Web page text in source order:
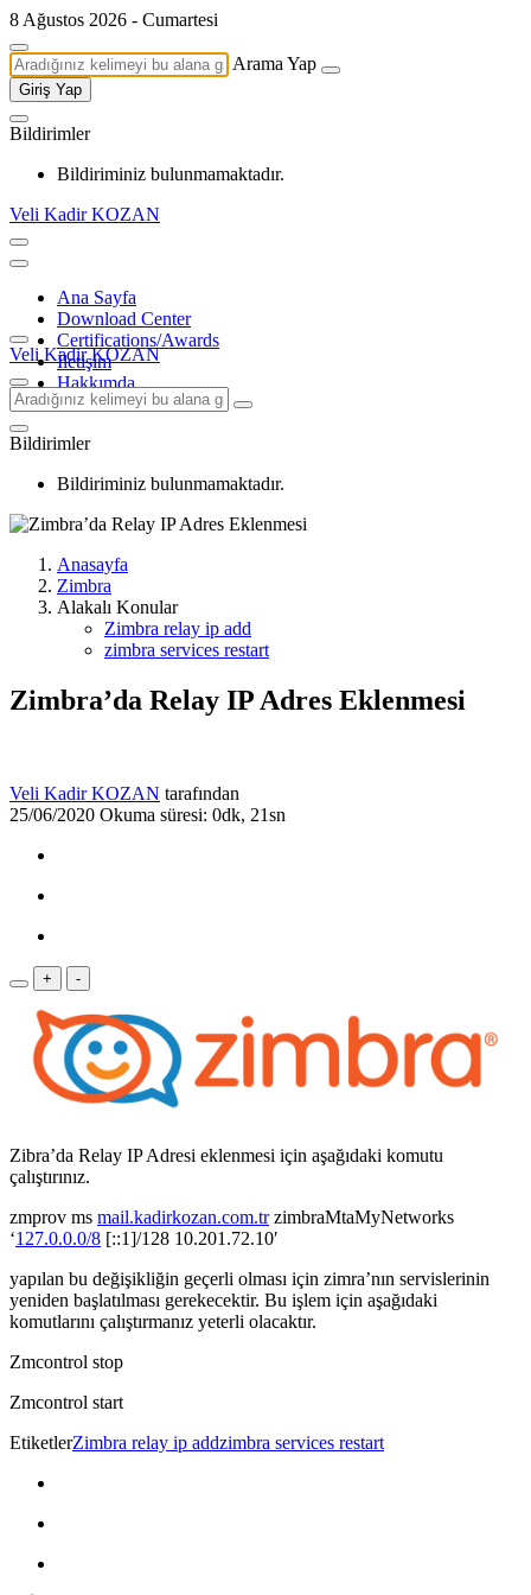
8 Ağustos 2026 - Cumartesi
Arama Yap
Giriş Yap
Bildirimler
Bildiriminiz bulunmamaktadır.
Veli Kadir KOZAN
Ana Sayfa
Download Center
Certifications/Awards
İletişim
Hakkımda
Veli Kadir KOZAN
Bildirimler
Bildiriminiz bulunmamaktadır.
Anasayfa
Zimbra
Alakalı Konular
Zimbra relay ip add
zimbra services restart
Zimbra’da Relay IP Adres Eklenmesi
Veli Kadir KOZAN tarafından
25/06/2020 Okuma süresi: 0dk, 21sn
+ -
Zibra’da Relay IP Adresi eklenmesi için aşağıdaki komutu
çalıştırınız.
zmprov ms mail.kadirkozan.com.trzimbraMtaMyNetworks
‘127.0.0.0/8 [::1]/128 10.201.72.10′
yapılan bu değişikliğin geçerli olması için zimra’nın servislerinin
yeniden başlatılması gerekecektir. Bu işlem için aşağıdaki
komutlarını çalıştırmanız yeterli olacaktır.
Zmcontrol stop
Zmcontrol start
EtiketlerZimbra relay ip addzimbra services restart